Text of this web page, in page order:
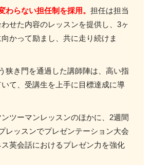
わらない担任制を採用。 担任は担当
せた内容のレッスンを提供し、3ヶ
かって励まし、共に走り続けま
狭き門を通過した講師陣は、高い指
て、受講生を上手に目標達成に導
ツーマンレッスンのほかに、2週間
レッスンでプレゼンテーション大会
英会話におけるプレゼン力を強化